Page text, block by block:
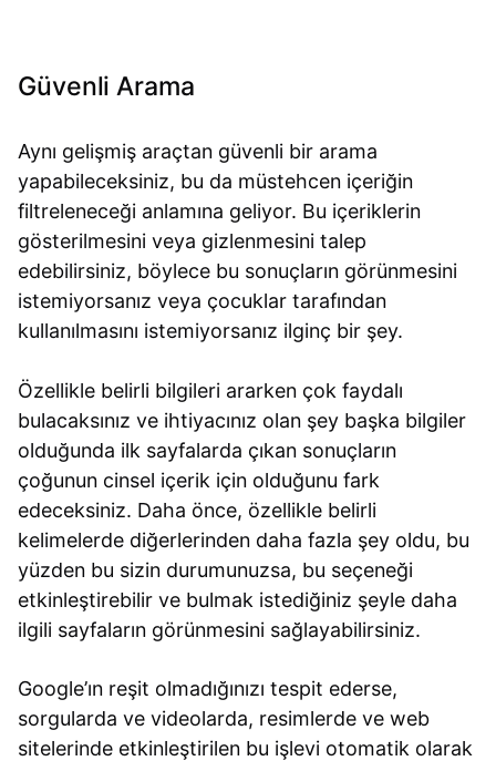
Güvenli Arama
Aynı gelişmiş araçtan güvenli bir arama
yapabileceksiniz, bu da müstehcen içeriğin
filtreleneceği anlamına geliyor. Bu içeriklerin
gösterilmesini veya gizlenmesini talep
edebilirsiniz, böylece bu sonuçların görünmesini
istemiyorsanız veya çocuklar tarafından
kullanılmasını istemiyorsanız ilginç bir şey.
Özellikle belirli bilgileri ararken çok faydalı
bulacaksınız ve ihtiyacınız olan şey başka bilgiler
olduğunda ilk sayfalarda çıkan sonuçların
çoğunun cinsel içerik için olduğunu fark
edeceksiniz. Daha önce, özellikle belirli
kelimelerde diğerlerinden daha fazla şey oldu, bu
yüzden bu sizin durumunuzsa, bu seçeneği
etkinleştirebilir ve bulmak istediğiniz şeyle daha
ilgili sayfaların görünmesini sağlayabilirsiniz.
Google’ın reşit olmadığınızı tespit ederse,
sorgularda ve videolarda, resimlerde ve web
sitelerinde etkinleştirilen bu işlevi otomatik olarak